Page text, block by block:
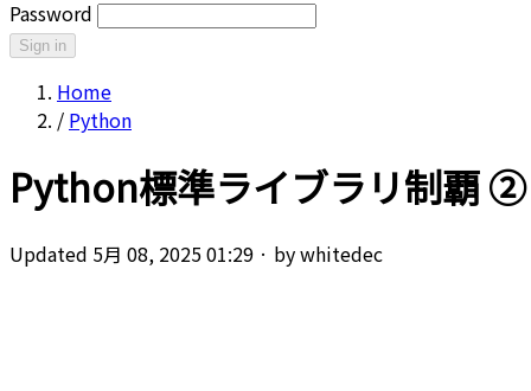
Password
Sign in
Home
/ Python
Python標準ライブラリ制覇
Updated 5月 08, 2025 01:29 · by whitedec